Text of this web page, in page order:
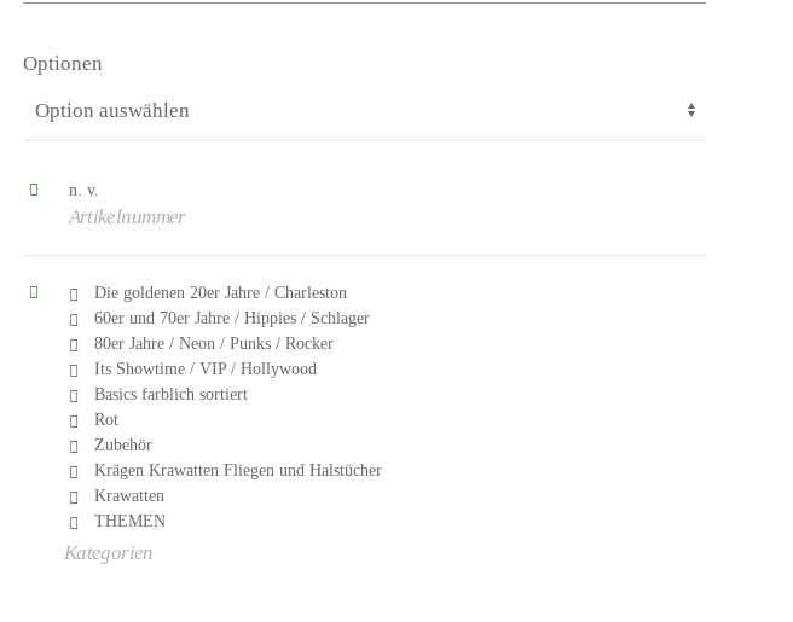
Optionen
n. v.
Artikelnummer
Die goldenen 20er Jahre / Charleston
60er und 70er Jahre / Hippies / Schlager
80er Jahre / Neon / Punks / Rocker
Its Showtime / VIP / Hollywood
Basics farblich sortiert
Rot
Zubehör
Krägen Krawatten Fliegen und Halstücher
Krawatten
THEMEN
Kategorien